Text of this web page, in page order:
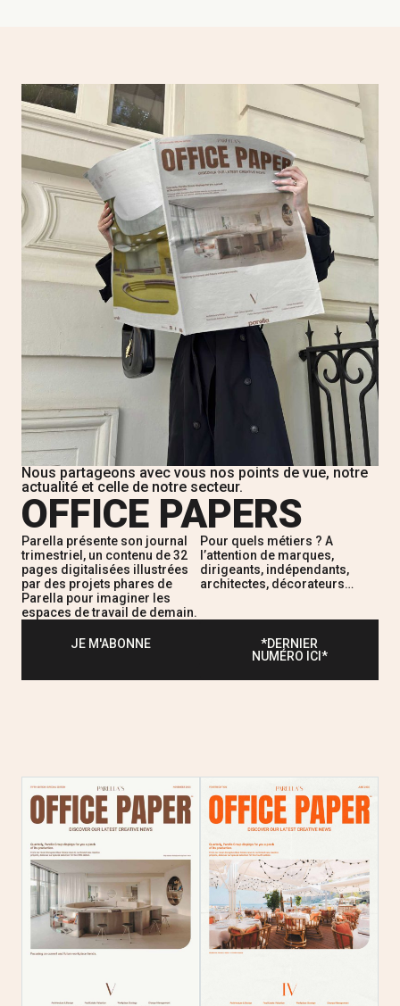
Nous partageons avec vous nos points de vue, notre
actualité et celle de notre secteur.​
OFFICE PAPERS
Parella présente son journal
trimestriel, un contenu de 32
pages digitalisées illustrées
par des projets phares de
Parella pour imaginer les
espaces de travail de demain.
Pour quels métiers ? A
l’attention de marques,
dirigeants, indépendants,
architectes, décorateurs…
JE M'ABONNE
*DERNIER
NUMÉRO ICI*